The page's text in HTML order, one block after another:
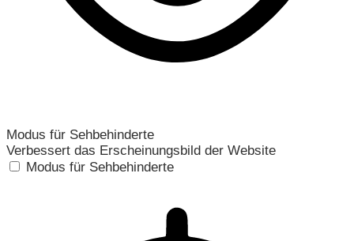
Modus für Sehbehinderte
Verbessert das Erscheinungsbild der Website
Modus für Sehbehinderte